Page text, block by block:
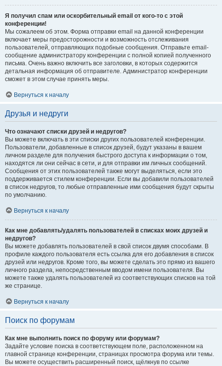
Я получил спам или оскорбительный email от кого-то с этой
конференции!
Мы сожалеем об этом. Форма отправки email на данной конференции
включает меры предосторожности и возможность отслеживания
пользователей, отправляющих подобные сообщения. Отправьте email-
сообщение администратору конференции с полной копией полученного
письма. Очень важно включить все заголовки, в которых содержится
детальная информация об отправителе. Администратор конференции
сможет в этом случае принять меры.
Вернуться к началу
Друзья и недруги
Что означают списки друзей и недругов?
Вы можете включать в эти списки других пользователей конференции.
Пользователи, добавленные в список друзей, будут указаны в вашем
личном разделе для получения быстрого доступа к информации о том,
находятся ли они сейчас в сети, и для отправки им личных сообщений.
Сообщения от этих пользователей также могут выделяться, если это
поддерживается стилем конференции. Если вы добавили пользователей
в список недругов, то любые отправленные ими сообщения будут скрыты
по умолчанию.
Вернуться к началу
Как мне добавлять/удалять пользователей в списках моих друзей и
недругов?
Вы можете добавлять пользователей в свой список двумя способами. В
профиле каждого пользователя есть ссылка для его добавления в список
друзей или недругов. Кроме того, вы можете сделать это прямо из вашего
личного раздела, непосредственным вводом имени пользователя. Вы
можете также удалять пользователей из соответствующих списков на той
же странице.
Вернуться к началу
Поиск по форумам
Как мне выполнить поиск по форуму или форумам?
Задайте условие поиска в соответствующем поле, расположенном на
главной странице конференции, страницах просмотра форума или темы.
Вы можете осуществить расширенный поиск, щёлкнув по ссылке